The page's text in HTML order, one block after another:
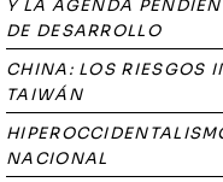
Y LA AGENDA
DE DESARROLLO
CHINA: LOS RIESGOS
TAIWÁN
NACIONAL